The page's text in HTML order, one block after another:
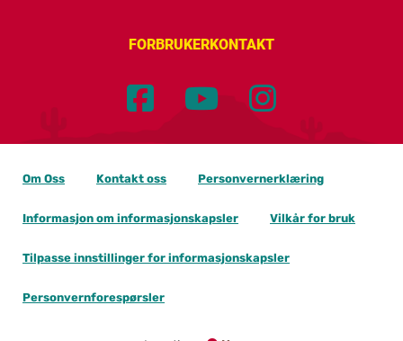
FORBRUKERKONTAKT
Om Oss Kontakt oss Personvernerklæring
Informasjon om informasjonskapsler Vilkår for bruk
Tilpasse innstillinger for informasjonskapsler
Personvernforespørsler